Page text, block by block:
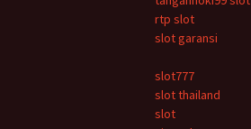
rtp slot
slot garansi
slot777
slot thailand
slot